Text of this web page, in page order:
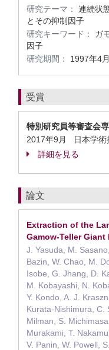
研究テーマ：
連続状
とその抑制因子
研究キーワード：
ガ
因子
研究期間：
1997年4月
受賞
特別研究員等審査会
2017年9月 日本学術
詳細を見る
論文
Extraction of the
Gamow-Teller Giant
J. Yasuda, M.
Bazin, W. Chao, M.
Isobe, G. Jhang, D.
M. Kobayashi, N.
Y. Kondo, A. J.
Kurata-Nishimura, C.
Milman, S.
Murakami, T.
V. Panin, W. Powell,